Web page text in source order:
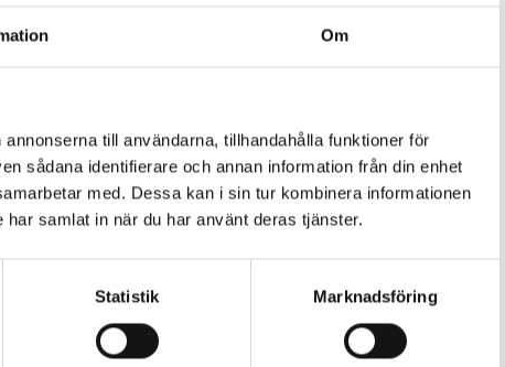
Om
till användarna, tillhandahålla funktioner för
sådana identifierare och annan information från din enhet
med. Dessa kan i sin tur kombinera informationen
samlat in när du har använt deras tjänster.
Statistik Marknadsföring